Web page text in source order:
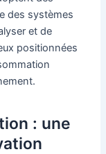
des systèmes
et de
positionnées
: une